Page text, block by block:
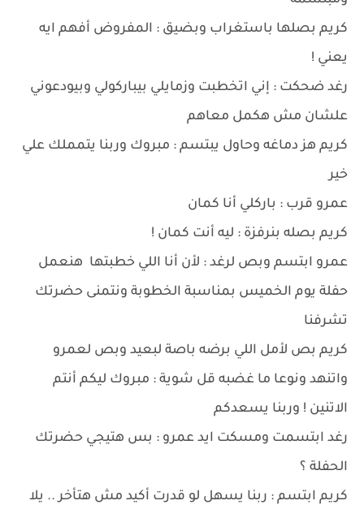
كريم بصلها باستغراب وبضيق : المفروض أفهم ايه
يعني !
رغد ضحكت : إني اتخطبت وزمايلي بيباركولي وبيودعوني
علشان مش هكمل معاهم
كريم هز دماغه وحاول يبتسم : مبروك وربنا يتمملك علي
خير
عمرو قرب : باركلي أنا كمان
كريم بصله بنرفزة : ليه أنت كمان !
عمرو ابتسم وبص لرغد : لأن أنا اللي خطبتها هنعمل
حفلة يوم الخميس بمناسبة الخطوبة ونتمنى حضرتك
تشرفنا
كريم بص لأمل اللي برضه باصة لبعيد وبص لعمرو
واتنهد ونوعا ما غضبه قل شوية : مبروك ليكم أنتم
الاتنين ! وربنا يسعدكم
رغد ابتسمت ومسكت ايد عمرو : بس هتيجي حضرتك
الحفلة ؟
كريم ابتسم : ربنا يسهل لو قدرت أكيد مش هتأخر .. يلا